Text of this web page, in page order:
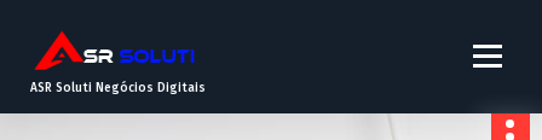
ASR Soluti Negócios Digitais